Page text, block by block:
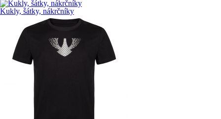
Kukly, šátky, nákrčníky